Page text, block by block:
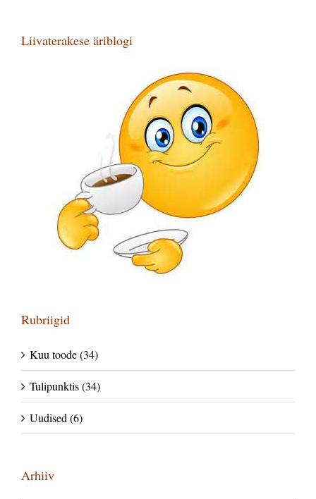
Liivaterakese äriblogi
Rubriigid
Kuu toode (34)
Tulipunktis (34)
Uudised (6)
Arhiiv